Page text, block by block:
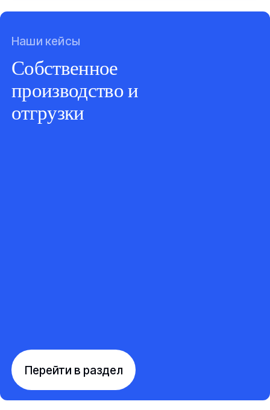
Наши кейсы
Собственное
производство и
отгрузки
Перейти в раздел